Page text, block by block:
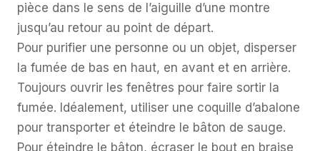
pièce dans le sens de l’aiguille d’une montre
jusqu’au retour au point de départ.
Pour purifier une personne ou un objet, disperser
la fumée de bas en haut, en avant et en arrière.
Toujours ouvrir les fenêtres pour faire sortir la
fumée. Idéalement, utiliser une coquille d’abalone
pour transporter et éteindre le bâton de sauge.
Pour éteindre le bâton, écraser le bout en braise